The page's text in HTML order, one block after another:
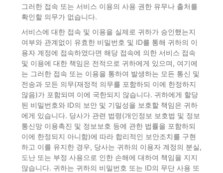
그러한 접속 또는 서비스 이용의 사용 권한 유무나 출처를
확인할 의무가 없습니다.
서비스에 대한 접속 및 이용을 실제로 귀하가 승인했는지
여부와 관계없이 유효한 비밀번호 및 ID를 통해 귀하의 이
용자 계정에 접속하였다면 해당 접속에 의한 서비스 접속
및 이용에 대한 책임은 전적으로 귀하에게 있으며, 여기에
는 그러한 접속 또는 이용을 통하여 발생하는 모든 통신 및
전송과 모든 의무(재정적 의무를 포함하되 이에 한정하지
않음)가 포함되며 이에 국한되지 않습니다. 귀하에게 할당
된 비밀번호와 ID의 보안 및 기밀성을 보호할 책임은 귀하
에게 있습니다. 당사가 관련 법령(개인정보 보호법 및 정보
통신망 이용촉진 및 정보보호 등에 관한 법률을 포함하되
이에 한정되지 아니함)에 따라 합리적인 보안조치를 구현
하고 이를 유지한 경우, 당사는 귀하의 이용자 계정의 분실,
도난 또는 부정 사용으로 인한 손해에 대하여 책임을 지지
않습니다. 귀하는 귀하의 비밀번호 또는 ID의 무단 사용 또